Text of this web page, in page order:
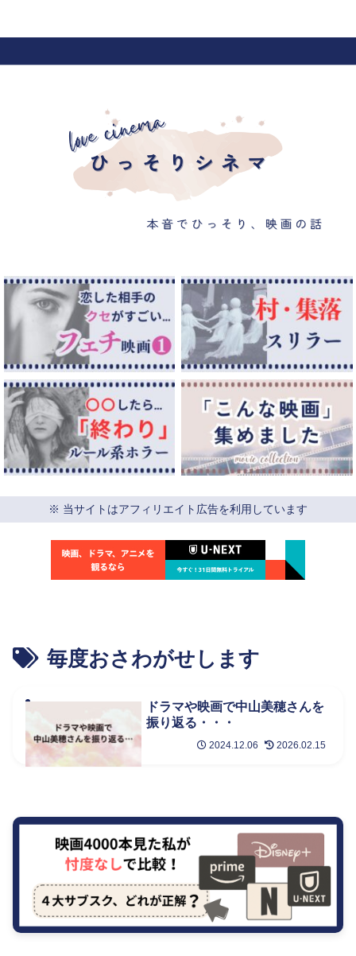
※ 当サイトはアフィリエイト広告を利用しています
毎度おさわがせします
ドラマや映画で中山美穂さんを
振り返る・・・
2024.12.06 2026.02.15